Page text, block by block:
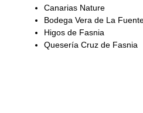
Canarias Nature
Bodega Vera de La
Higos de Fasnia
Quesería Cruz de Fasnia